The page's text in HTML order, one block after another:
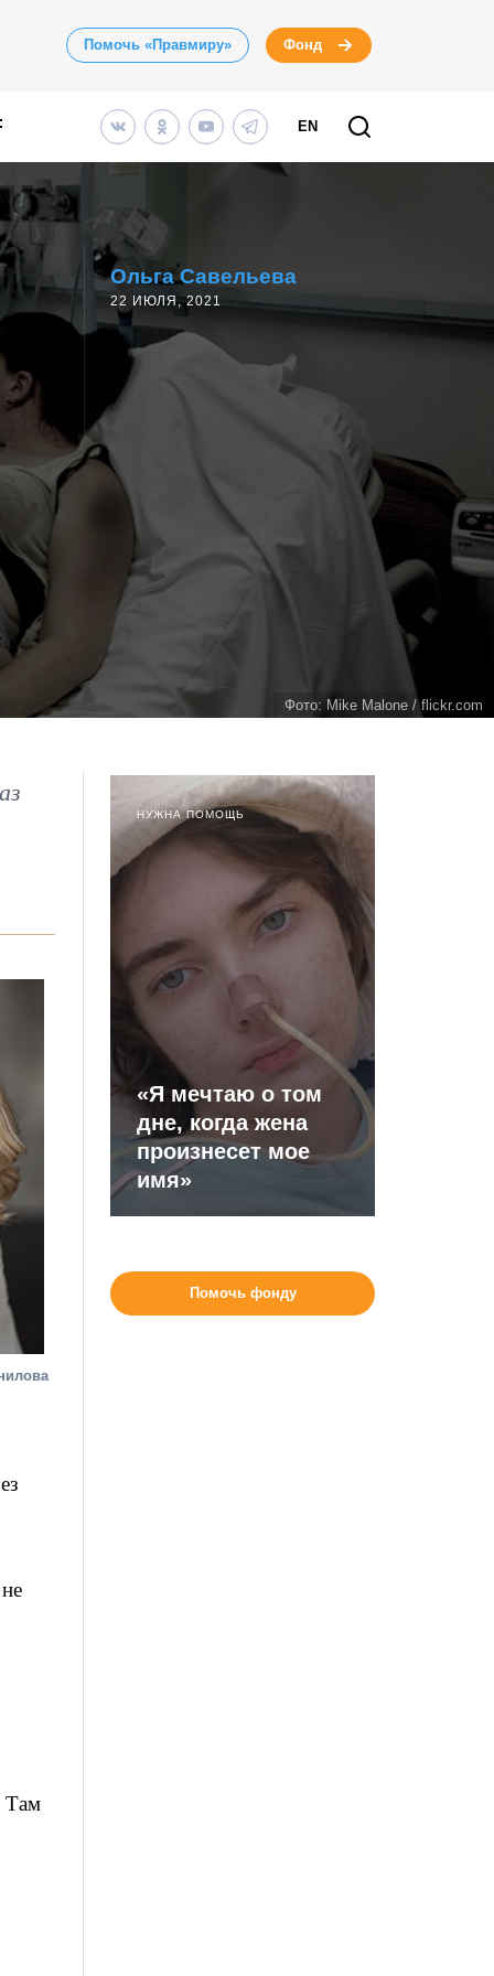
Помочь «Правмиру» Фонд
EN
Фото: Mike Malone / flickr.com
Ольга Савельева
22 ИЮЛЯ, 2021
Там
НУЖНА ПОМОЩЬ
«Я мечтаю о том
дне, когда жена
произнесет мое
имя»
Помочь фонду